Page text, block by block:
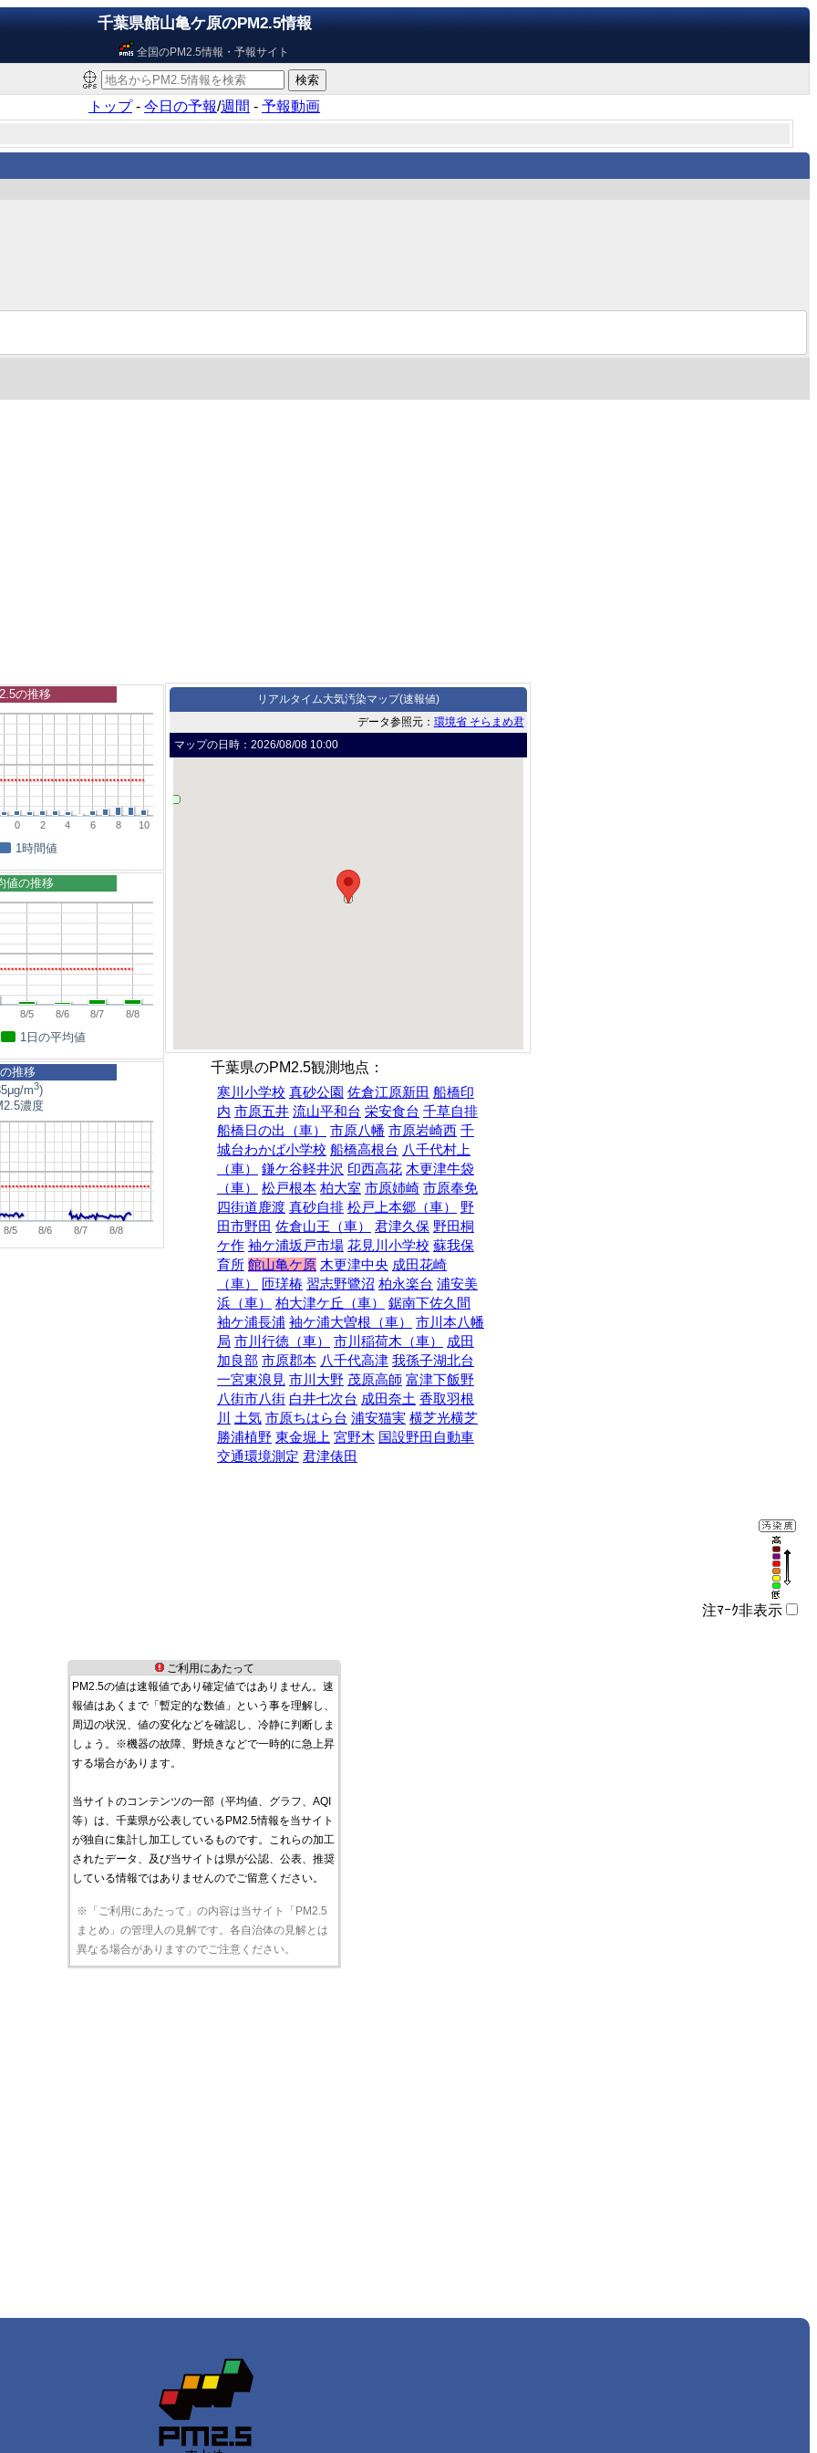
千葉県館山亀ケ原のPM2.5情報
全国のPM2.5情報・予報サイト
トップ- 今日の予報/週間 - 予報動画
0 2 4 6 8 10
の推移
1時間値
8/5 8/6 8/7 8/8
値の推移
1日の平均値
8/5 8/6 8/7 8/8
推移
m3)
濃度
リアルタイム大気汚染マップ(速報値)
データ参照元： 環境省 そらまめ君
マップの日時： 2026/08/08 10:00
千葉県のPM2.5観測地点：
寒川小学校 真砂公園 佐倉江原新田 船橋印
内 市原五井 流山平和台 栄安食台 千草自排
船橋日の出（車）
市原八幡 市原岩崎西 千
城台わかば小学校 船橋高根台 八千代村上
（車）
鎌ケ谷軽井沢 印西高花 木更津牛袋
（車）
松戸根本 柏大室 市原姉崎 市原奉免
四街道鹿渡 真砂自排 松戸上本郷（車）
野
田市野田 佐倉山王（車） 君津久保 野田桐
ケ作 袖ケ浦坂戸市場 花見川小学校 蘇我保
育所 館山亀ケ原 木更津中央 成田花崎
（車）
匝瑳椿 習志野鷺沼 柏永楽台 浦安美
浜（車）
柏大津ケ丘（車）
鋸南下佐久間
袖ケ浦長浦 袖ケ浦大曽根（車）
市川本八幡
局 市川行徳（車） 市川稲荷木（車）
成田
加良部 市原郡本 八千代高津 我孫子湖北台
一宮東浪見 市川大野 茂原高師 富津下飯野
八街市八街 白井七次台 成田奈土 香取羽根
川
土気 市原ちはら台 浦安猫実 横芝光横芝
勝浦植野 東金堀上 宮野木 国設野田自動車
交通環境測定 君津俵田
注ﾏｰｸ非表示
ご利用にあたって
PM2.5の値は速報値であり確定値ではありません。速
報値はあくまで「暫定的な数値」という事を理解し、
周辺の状況、値の変化などを確認し、冷静に判断しま
しょう。※機器の故障、野焼きなどで一時的に急上昇
する場合があります。
当サイトのコンテンツの一部（平均値、グラフ、AQI
等）は、千葉県が公表しているPM2.5情報を当サイト
が独自に集計し加工しているものです。これらの加工
されたデータ、及び当サイトは県が公認、公表、推奨
している情報ではありませんのでご留意ください。
※「ご利用にあたって」の内容は当サイト「PM2.5
まとめ」の管理人の見解です。各自治体の見解とは
異なる場合がありますのでご注意ください。